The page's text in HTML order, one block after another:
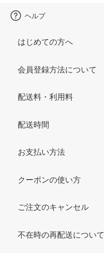
ヘルプ
はじめての方へ
会員登録方法について
配送料・利用料
配送時間
お支払い方法
クーポンの使い方
ご注文のキャンセル
不在時の再配送について